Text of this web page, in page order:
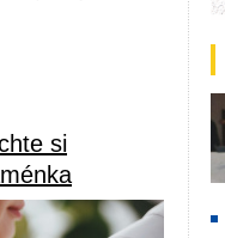
si